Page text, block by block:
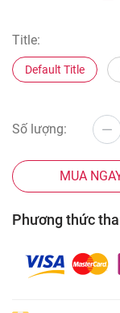
Title:
Default Title
Số lượng:
MUA
Phương thức